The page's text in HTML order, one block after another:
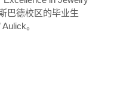
巴德校区的毕业生
。